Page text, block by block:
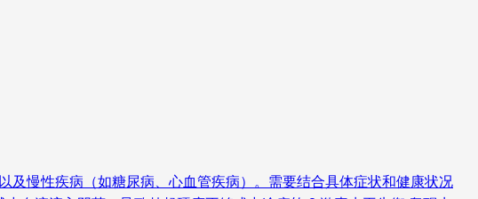
慢性疾病（如糖尿病、心血管疾病）。需要结合具体症状和健康状况